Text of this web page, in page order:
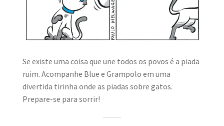
Se existe uma coisa que une todos os povos é a piada
ruim. Acompanhe Blue e Grampolo em uma
divertida tirinha onde as piadas sobre gatos.
Prepare-se para sorrir!